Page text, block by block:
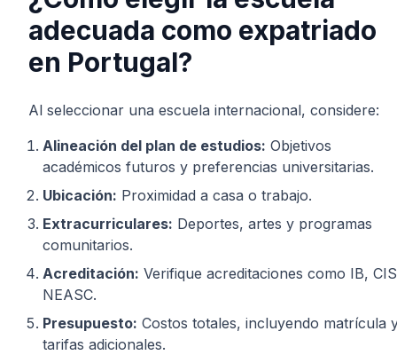
adecuada como expatriado
en Portugal?
Al seleccionar una escuela internacional, considere:
Alineación del plan de estudios: Objetivos
académicos futuros y preferencias universitarias.
Ubicación: Proximidad a casa o trabajo.
Extracurriculares: Deportes, artes y programas
comunitarios.
Acreditación: Verifique acreditaciones como IB,
NEASC.
Presupuesto: Costos totales, incluyendo matrícula
tarifas adicionales.